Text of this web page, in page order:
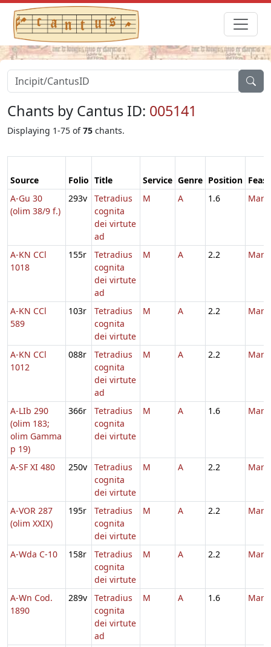
Chants by Cantus ID: 005141
Displaying 1-75 of75 chants.
Source Folio Title Service Genre Position Feast
A-Gu 30
(olim 38/9 f.)
293v
Tetradius
cognita
dei virtute
ad
M A 1.6
A-KN CCl
1018
155r
Tetradius
cognita
dei virtute
ad
M A 2.2
A-KN CCl
589
103r
Tetradius
cognita
dei virtute
M A 2.2
A-KN CCl
1012
088r
Tetradius
cognita
dei virtute
ad
M A 2.2
A-LIb 290
(olim 183;
olim Gamma
p 19)
366r
Tetradius
cognita
dei virtute
M A 1.6
A-SF XI 480 250v
Tetradius
cognita
dei virtute
M A 2.2
A-VOR 287
(olim XXIX)
195r
Tetradius
cognita
dei virtute
M A 2.2
A-Wda C-10 158r
Tetradius
cognita
dei virtute
M A 2.2
A-Wn Cod.
1890
289v
Tetradius
cognita
dei virtute
ad
M A 1.6